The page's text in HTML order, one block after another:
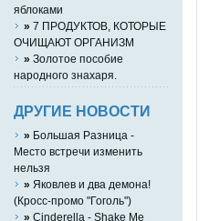
яблоками
» 7 ПРОДУКТОВ, КОТОРЫЕ
ОЧИЩАЮТ ОРГАНИЗМ
» Золотое пособие
народного знахаря.
ДРУГИЕ НОВОСТИ
» Большая Разница -
Место встречи изменить
нельзя
» Яковлев и два демона!
(Кросс-промо "Гоголь")
» Cinderella - Shake Me